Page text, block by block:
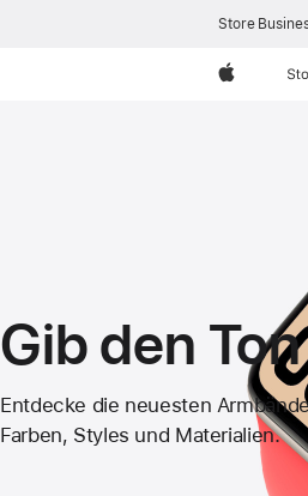
Store
Apple
Apple
Watch
Gib den
Entdecke die neuesten
Farben, Styles und Materialien.